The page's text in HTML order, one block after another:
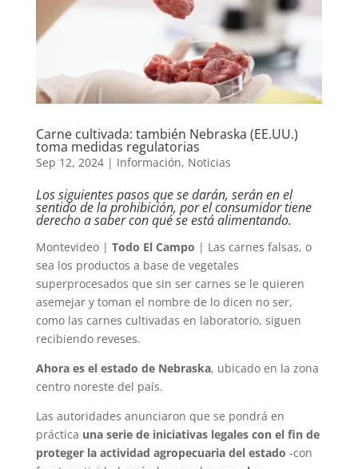
Carne cultivada: también Nebraska (EE.UU.)
toma medidas regulatorias
Sep 12, 2024| Información, Noticias
Los siguientes pasos que se darán, serán en el
sentido de la prohibición, por el consumidor tiene
derecho a saber con qué se está alimentando.
Montevideo | Todo El Campo | Las carnes falsas, o
sea los productos a base de vegetales
superprocesados que sin ser carnes se le quieren
asemejar y toman el nombre de lo dicen no ser,
como las carnes cultivadas en laboratorio, siguen
recibiendo reveses.
Ahora es el estado de Nebraska, ubicado en la zona
centro noreste del país.
Las autoridades anunciaron que se pondrá en
práctica una serie de iniciativas legales con el fin de
proteger la actividad agropecuaria del estado -con